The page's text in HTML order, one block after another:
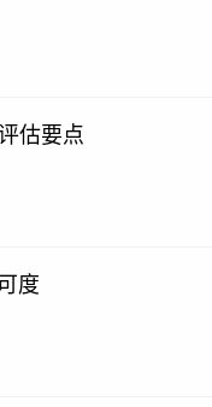
估要点
度